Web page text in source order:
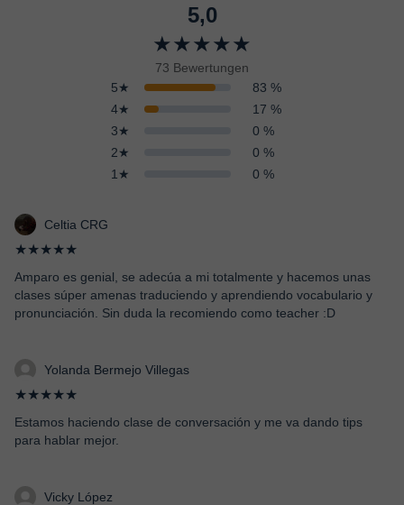
5,0
★★★★★
73 Bewertungen
5★
83 %
4★
17 %
3★
0 %
2★
0 %
1★
0 %
Celtia CRG
★★★★★
Amparo es genial, se adecúa a mi totalmente y hacemos unas
clases súper amenas traduciendo y aprendiendo vocabulario y
pronunciación. Sin duda la recomiendo como teacher :D
Yolanda Bermejo Villegas
★★★★★
Estamos haciendo clase de conversación y me va dando tips
para hablar mejor.
Vicky López